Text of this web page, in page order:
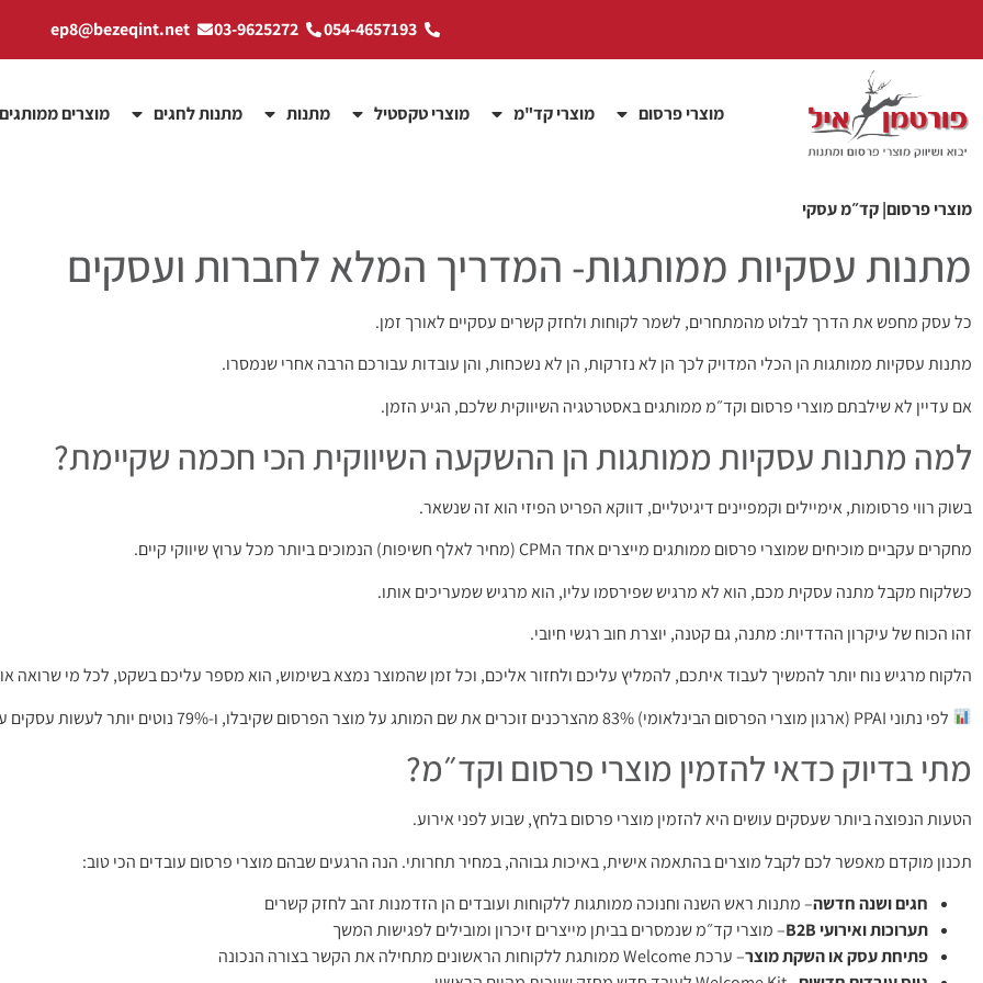
054-4657193
03-9625272
ep8@bezeqint.net
מוצרי פרסום מוצרי קד"מ מוצרי טקסטיל מתנות מתנות לחגים מוצרים
מוצרי פרסום| קד״מ עסקי
מתנות עסקיות ממותגות- המדריך המלא לחברות ועסקים
כל עסק מחפש את הדרך לבלוט מהמתחרים, לשמר לקוחות ולחזק קשרים עסקיים לאורך זמן.
מתנות עסקיות ממותגות הן הכלי המדויק לכך הן לא נזרקות, הן לא נשכחות, והן עובדות עבורכם הרבה אחרי שנמסרו.
אם עדיין לא שילבתם מוצרי פרסום וקד״מ ממותגים באסטרטגיה השיווקית שלכם, הגיע הזמן.
למה מתנות עסקיות ממותגות הן ההשקעה השיווקית הכי חכמה שקיימת?
בשוק רווי פרסומות, אימיילים וקמפיינים דיגיטליים, דווקא הפריט הפיזי הוא זה שנשאר.
מחקרים עקביים מוכיחים שמוצרי פרסום ממותגים מייצרים אחד הCPM (מחיר לאלף חשיפות) הנמוכים ביותר מכל ערוץ שיווקי קיים.
כשלקוח מקבל מתנה עסקית מכם, הוא לא מרגיש שפירסמו עליו, הוא מרגיש שמעריכים אותו.
זהו הכוח של עיקרון ההדדיות: מתנה, גם קטנה, יוצרת חוב רגשי חיובי.
הלקוח מרגיש נוח יותר להמשיך לעבוד איתכם, להמליץ עליכם ולחזור אליכם, וכל זמן שהמוצר נמצא בשימוש, הוא מספר עליכם בשקט, לכל מי שרואה
לפי נתוני PPAI (ארגון מוצרי הפרסום הבינלאומי) 83% מהצרכנים זוכרים את שם המותג על מוצר הפרסום שקיבלו, ו-79% נוטים יותר לעשות עסקים עם אותה חברה בעתיד.
מתי בדיוק כדאי להזמין מוצרי פרסום וקד״מ?
הטעות הנפוצה ביותר שעסקים עושים היא להזמין מוצרי פרסום בלחץ, שבוע לפני אירוע.
תכנון מוקדם מאפשר לכם לקבל מוצרים בהתאמה אישית, באיכות גבוהה, במחיר תחרותי. הנה הרגעים שבהם מוצרי פרסום עובדים הכי טוב:
חגים ושנה חדשה– מתנות ראש השנה וחנוכה ממותגות ללקוחות ועובדים הן הזדמנות זהב לחזק קשרים
תערוכות ואירועי B2B
– מוצרי קד״מ שנמסרים בביתן מייצרים זיכרון ומובילים לפגישות המשך
פתיחת עסק או השקת מוצר– ערכת Welcome ממותגת ללקוחות הראשונים מתחילה את הקשר בצורה הנכונה